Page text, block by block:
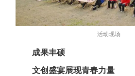
活动现场
成果丰硕
文创盛宴展现青春力量